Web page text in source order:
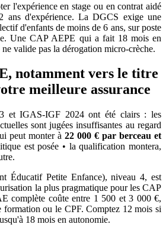
l'expérience en stage ou en contrat aidé
ans d'expérience. La DGCS exige une
d'enfants de moins de 6 ans, sur poste
Une CAP AEPE qui a fait 18 mois en
valide pas la dérogation micro-crèche.
notamment vers le titre
meilleure assurance
et IGAS-IGF 2024 ont été clairs : les
sont jugées insuffisantes au regard
peut monter à 22 000 € par berceau et
est posée • la qualification montera,
Éducatif Petite Enfance), niveau 4, est
la plus pragmatique pour les CAP
complète coûte entre 1 500 et 3 000 €,
formation ou le CPF. Comptez 12 mois si
18 mois en autonomie.